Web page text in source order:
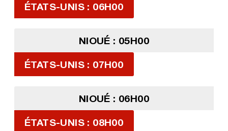
ÉTATS-UNIS : 06H00
NIOUÉ : 05H00
ÉTATS-UNIS : 07H00
NIOUÉ : 06H00
ÉTATS-UNIS : 08H00